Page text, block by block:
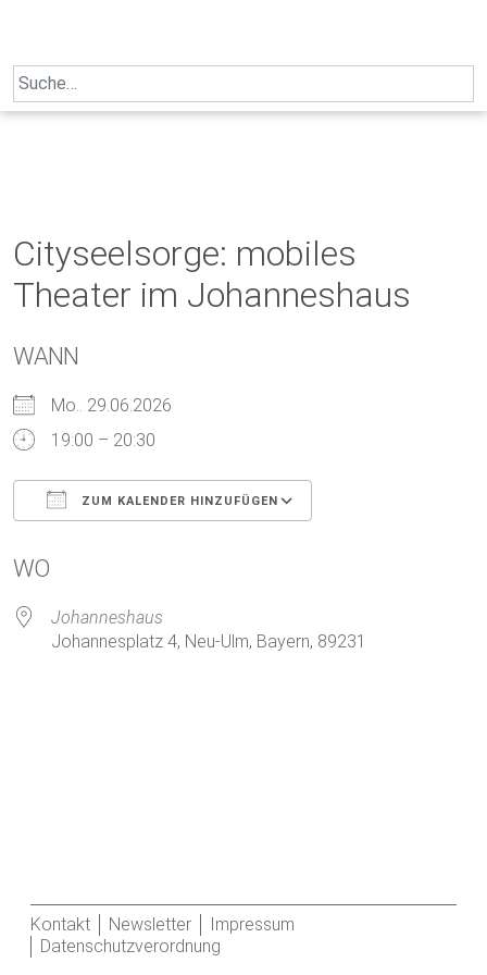
Search
for:
Cityseelsorge: mobiles
Theater im Johanneshaus
WANN
Mo.. 29.06.2026
19:00 – 20:30
ZUM KALENDER HINZUFÜGEN
WO
Johanneshaus
Johannesplatz 4, Neu-Ulm, Bayern, 89231
Kontakt Newsletter
Impressum
Datenschutzverordnung